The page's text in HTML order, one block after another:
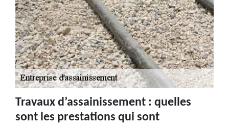
Travaux d’assainissement : quelles
sont les prestations qui sont